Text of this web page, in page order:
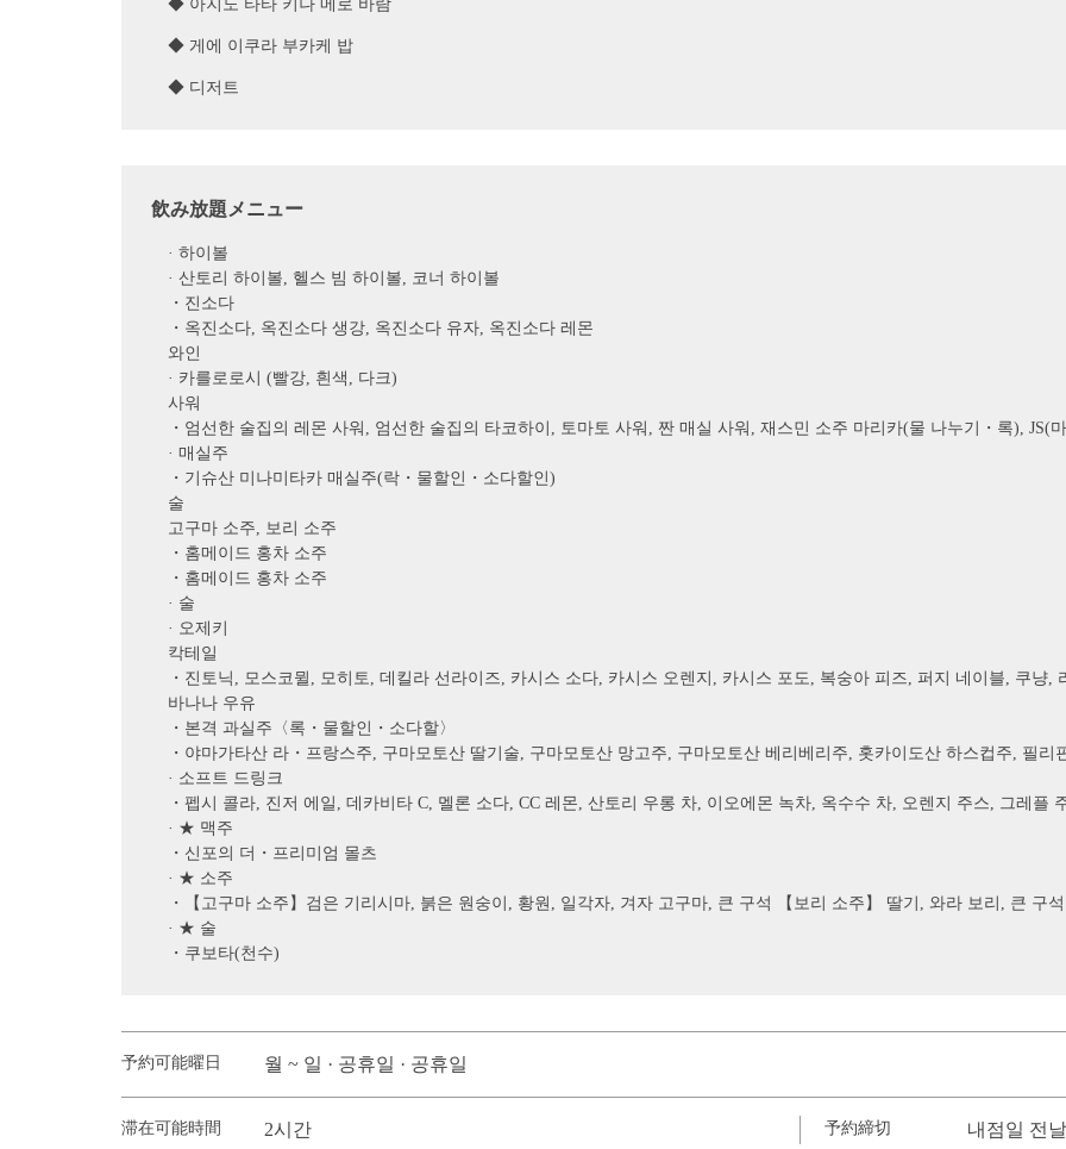
◆ 아지노 타타 키나 메로 바람
◆ 게에 이쿠라 부카케 밥
◆ 디저트
飲み放題メニュー
· 하이볼
· 산토리 하이볼, 헬스 빔 하이볼, 코너 하이볼
・진소다
・옥진소다, 옥진소다 생강, 옥진소다 유자, 옥진소다 레몬
와인
· 카를로로시 (빨강, 흰색, 다크)
사워
・엄선한 술집의 레몬 사워, 엄선한 술집의 타코하이, 토마토 사워, 짠 매실 사워, 재스민 소주 마리카(물 나누기・록), JS(
· 매실주
・기슈산 미나미타카 매실주(락・물할인・소다할인)
술
고구마 소주, 보리 소주
・홈메이드 홍차 소주
・홈메이드 홍차 소주
· 술
· 오제키
칵테일
・진토닉, 모스코뮐, 모히토, 데킬라 선라이즈, 카시스 소다, 카시스 오렌지, 카시스 포도, 복숭아 피즈, 퍼지 네이블, 쿠냥
바나나 우유
・본격 과실주〈록・물할인・소다할〉
・야마가타산 라・프랑스주, 구마모토산 딸기술, 구마모토산 망고주, 구마모토산 베리베리주, 홋카이도산 하스컵주, 필리
· 소프트 드링크
・펩시 콜라, 진저 에일, 데카비타 C, 멜론 소다, CC 레몬, 산토리 우롱 차, 이오에몬 녹차, 옥수수 차, 오렌지 주스, 그레플
· ★ 맥주
・신포의 더・프리미엄 몰츠
· ★ 소주
・【고구마 소주】검은 기리시마, 붉은 원숭이, 황원, 일각자, 겨자 고구마, 큰 구석 【보리 소주】 딸기, 와라 보리, 큰 구
· ★ 술
・쿠보타(천수)
予約可能曜日 월 ~ 일 · 공휴일 · 공휴일
滞在可能時間 2시간 予約締切 내점일 전